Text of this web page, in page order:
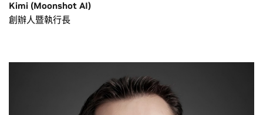
Kimi (Moonshot AI)
創辦人暨執行長